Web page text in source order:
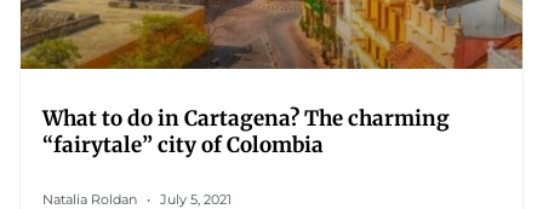
What to do in Cartagena? The charming
“fairytale” city of Colombia
Natalia Roldan July 5, 2021